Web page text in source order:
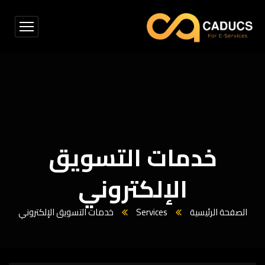
خدمات التسويق
الإلكتروني
الصفحة الرئيسية Services خدمات التسويق الإلكتروني